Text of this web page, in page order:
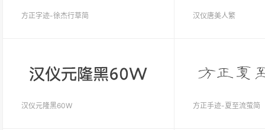
方正字迹-徐杰行草简 汉仪唐美人繁
汉仪元隆黑60W 方正手迹-夏至流萤简